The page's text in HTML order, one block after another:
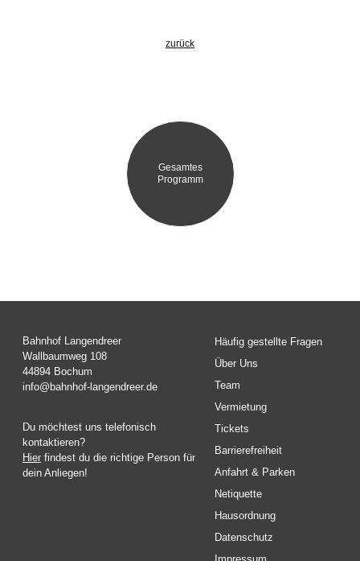
zurück
Gesamtes
Programm
Bahnhof Langendreer
Wallbaumweg 108
44894 Bochum
info@bahnhof-langendreer.de
Du möchtest uns telefonisch
kontaktieren?
Hier findest du die richtige Person für
dein Anliegen!
Häufig gestellte Fragen
Über Uns
Team
Vermietung
Tickets
Barrierefreiheit
Anfahrt & Parken
Netiquette
Hausordnung
Datenschutz